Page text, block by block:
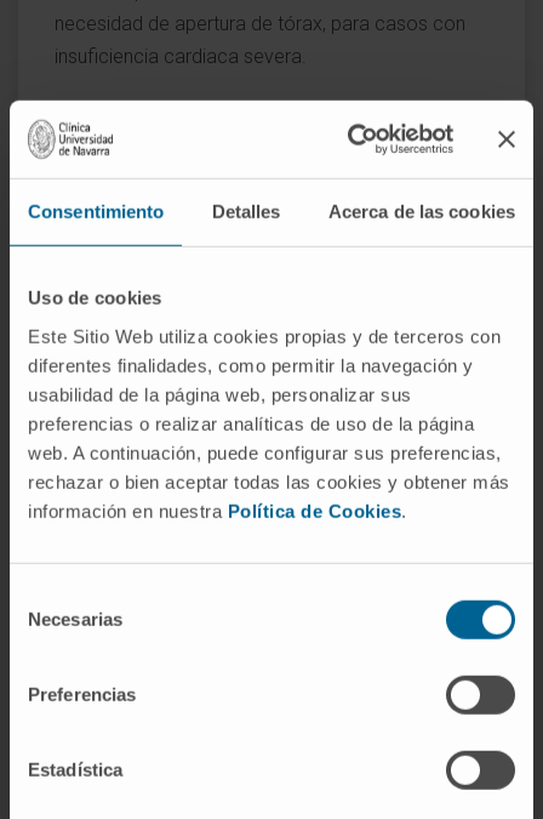
Consentimiento Detalles Acerca de las cookies
Uso de cookies
Este Sitio Web utiliza cookies propias y de terceros con
diferentes finalidades, como permitir la navegación y
usabilidad de la página web, personalizar sus
preferencias o realizar analíticas de uso de la página
web. A continuación, puede configurar sus preferencias,
rechazar o bien aceptar todas las cookies y obtener más
información en nuestra Política de Cookies.
Necesarias
Preferencias
Estadística
necesidad de apertura de tórax, para casos con
insuficiencia cardiaca severa.
El Departamento de Cardiología de la Clínica
colabora con los Departamentos de Radiología y
de Cirugía Cardiaca para lograr un diagnóstico
rápido y preciso del paciente.
Angina de pecho
Arritmias cardíacas
Arteriosclerosis
Enfermedades valvulares
Infarto de miocardio
Insuficiencia cardíaca
Miocardiopatías
Pericarditis